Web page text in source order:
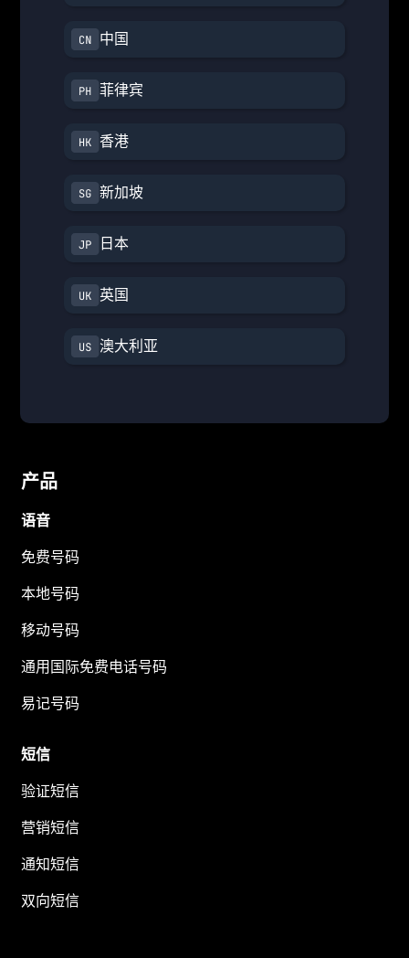
中国
菲律宾
香港
新加坡
日本
英国
澳大利亚
产品
语音
免费号码
本地号码
移动号码
通用国际免费电话号码
易记号码
短信
验证短信
营销短信
通知短信
双向短信